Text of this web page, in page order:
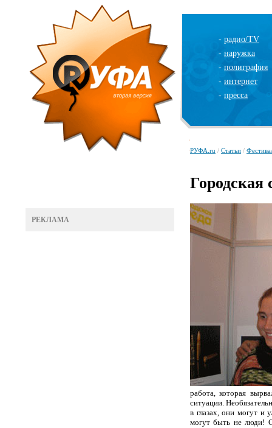
- радио/TV
- наружка
- полиграфия
- интернет
- пресса
РЕКЛАМА
РУФА.ru / Статьи /
Городская
работа, которая
ситуации.
в глазах, они могут и
могут быть не люди!